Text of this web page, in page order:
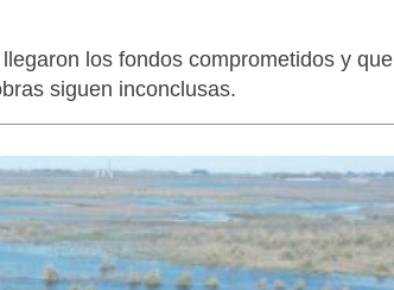
los fondos comprometidos y que
siguen inconclusas.